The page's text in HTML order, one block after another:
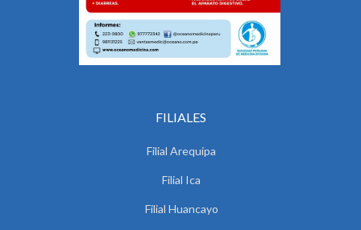
FILIALES
Filial Arequipa
Filial Ica
Filial Huancayo